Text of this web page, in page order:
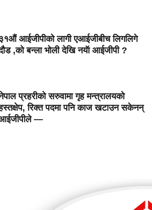
आईजीपीको लागी एआईजीबीच लिगलिगे
,को बन्ला भोली देखि नयॅा आईजीपी ?
प्रहरीको सरुवामा गृह मन्त्रालयको
रिक्त पदमा पनि काज खटाउन सकेनन्
—